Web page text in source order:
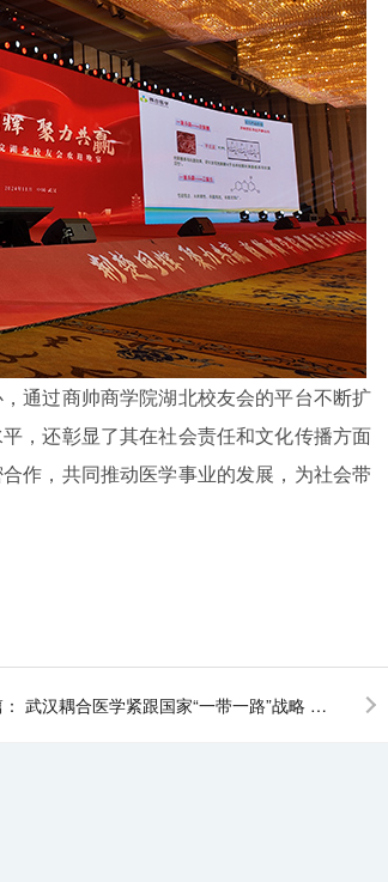
通过商帅商学院湖北校友会的平台不断扩
，还彰显了其在社会责任和文化传播方面
作，共同推动医学事业的发展，为社会带
武汉耦合医学紧跟国家“一带一路”战略 坚定开拓中亚市场